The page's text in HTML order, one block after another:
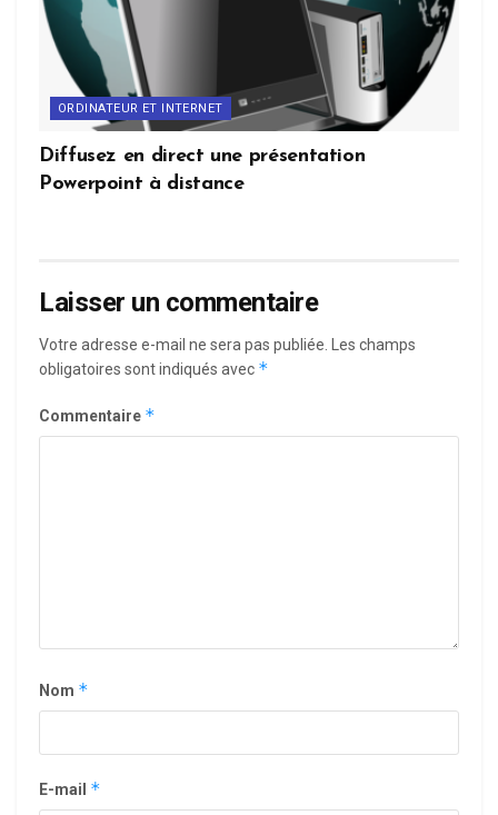
ORDINATEUR ET INTERNET
Diffusez en direct une présentation
Powerpoint à distance
Laisser un commentaire
Votre adresse e-mail ne sera pas publiée. Les champs
obligatoires sont indiqués avec *
Commentaire *
Nom *
E-mail *